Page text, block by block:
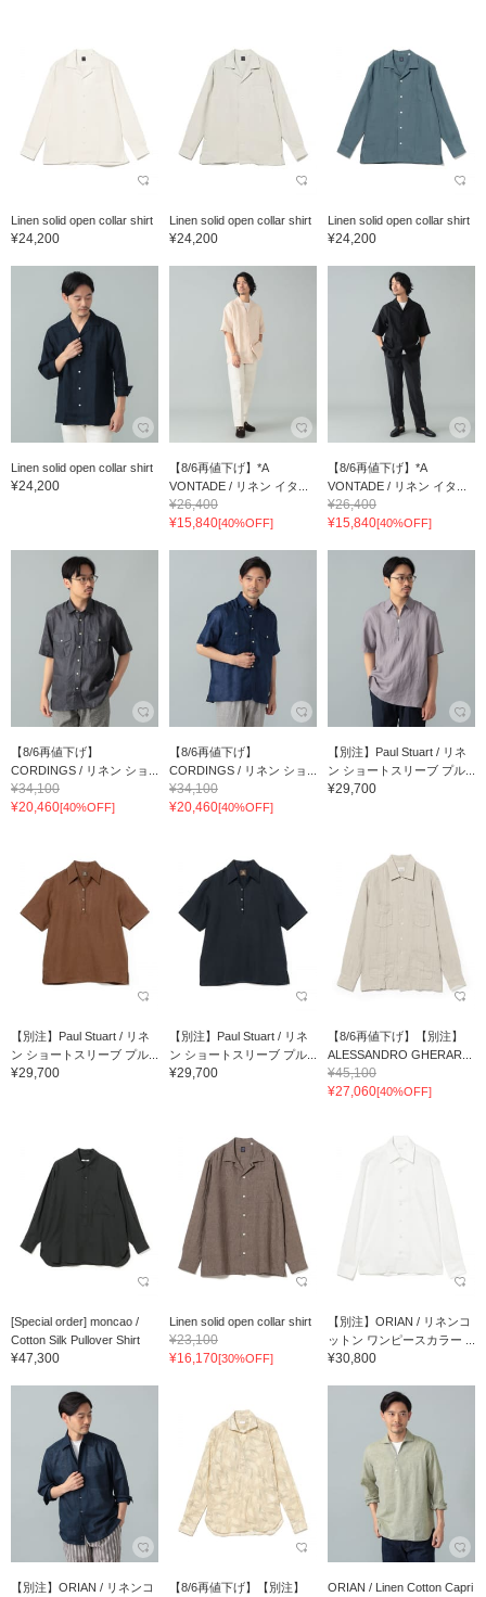
Linen solid open collar shirt
¥24,200
Linen solid open collar shirt
¥24,200
Linen solid open collar shirt
¥24,200
Linen solid open collar shirt
¥24,200
【8/6再値下げ】*A
VONTADE / リネン イタ...
¥26,400
¥15,840[40%OFF]
【8/6再値下げ】*A
VONTADE / リネン イタ...
¥26,400
¥15,840[40%OFF]
【8/6再値下げ】
CORDINGS / リネン ショ...
¥34,100
¥20,460[40%OFF]
【8/6再値下げ】
CORDINGS / リネン ショ...
¥34,100
¥20,460[40%OFF]
【別注】Paul Stuart / リネ
ン ショートスリーブ プル...
¥29,700
【別注】Paul Stuart / リネ
ン ショートスリーブ プル...
¥29,700
【別注】Paul Stuart / リネ
ン ショートスリーブ プル...
¥29,700
【8/6再値下げ】【別注】
ALESSANDRO GHERAR...
¥45,100
¥27,060[40%OFF]
[Special order] moncao /
Cotton Silk Pullover Shirt
¥47,300
Linen solid open collar shirt
¥23,100
¥16,170[30%OFF]
【別注】ORIAN / リネンコ
ットン ワンピースカラー ...
¥30,800
【別注】ORIAN / リネンコ
【8/6再値下げ】【別注】
ORIAN / Linen Cotton Capri